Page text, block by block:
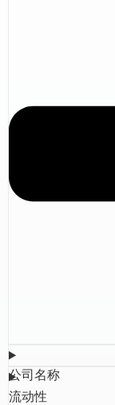
公司名称
流动性